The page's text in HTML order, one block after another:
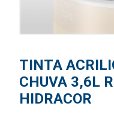
TINTA
CHUVA 3,6L
HIDRACOR